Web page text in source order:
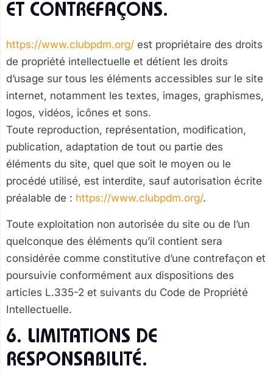
ET CONTREFAÇONS.
https://www.clubpdm.org/ est propriétaire des droits
de propriété intellectuelle et détient les droits
d’usage sur tous les éléments accessibles sur le site
internet, notamment les textes, images, graphismes,
logos, vidéos, icônes et sons.
Toute reproduction, représentation, modification,
publication, adaptation de tout ou partie des
éléments du site, quel que soit le moyen ou le
procédé utilisé, est interdite, sauf autorisation écrite
préalable de : https://www.clubpdm.org/.
Toute exploitation non autorisée du site ou de l’un
quelconque des éléments qu’il contient sera
considérée comme constitutive d’une contrefaçon et
poursuivie conformément aux dispositions des
articles L.335-2 et suivants du Code de Propriété
Intellectuelle.
6. LIMITATIONS DE
RESPONSABILITÉ.